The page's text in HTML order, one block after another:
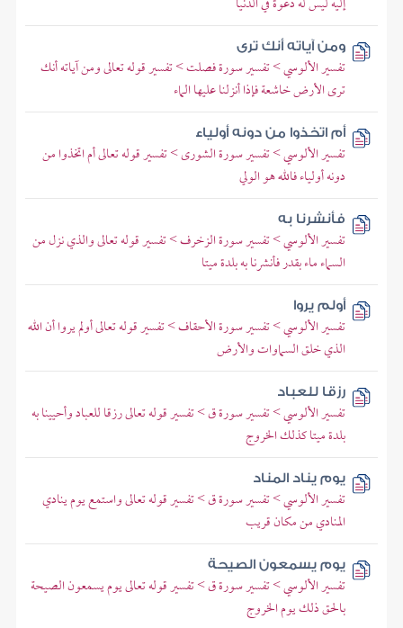
ومن آياته أنك ترى
تفسير الألوسي > تفسير سورة فصلت > تفسير قوله تعالى ومن آياته أنك
ترى الأرض خاشعة فإذا أنزلنا عليها الماء
أم اتخذوا من دونه أولياء
تفسير الألوسي > تفسير سورة الشورى > تفسير قوله تعالى أم اتخذوا من
دونه أولياء فالله هو الولي
فأنشرنا به
تفسير الألوسي > تفسير سورة الزخرف > تفسير قوله تعالى والذي نزل من
السماء ماء بقدر فأنشرنا به بلدة ميتا
أولم يروا
تفسير الألوسي > تفسير سورة الأحقاف > تفسير قوله تعالى أولم يروا أن الله
الذي خلق السماوات والأرض
رزقا للعباد
تفسير الألوسي > تفسير سورة ق > تفسير قوله تعالى رزقا للعباد وأحيينا به
بلدة ميتا كذلك الخروج
يوم يناد المناد
تفسير الألوسي > تفسير سورة ق > تفسير قوله تعالى واستمع يوم ينادي
المنادي من مكان قريب
يوم يسمعون الصيحة
تفسير الألوسي > تفسير سورة ق > تفسير قوله تعالى يوم يسمعون الصيحة
بالحق ذلك يوم الخروج